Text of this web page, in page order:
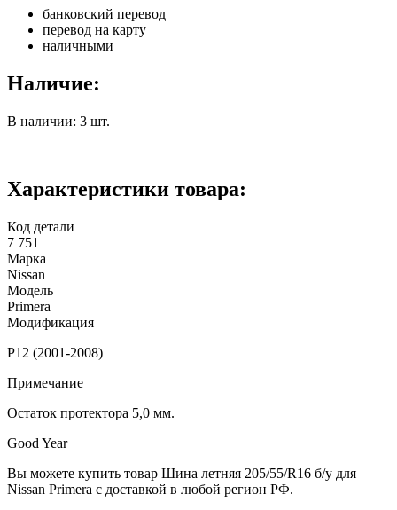
банковский перевод
перевод на карту
наличными
Наличие:
В наличии: 3 шт.
Характеристики товара:
Код детали
7 751
Марка
Nissan
Модель
Primera
Модификация
P12 (2001-2008)
Примечание
Остаток протектора 5,0 мм.
Good Year
Вы можете купить товар Шина летняя 205/55/R16 б/у для
Nissan Primera с доставкой в любой регион РФ.